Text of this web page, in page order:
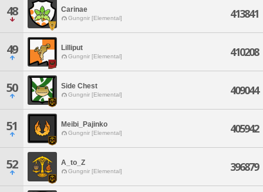
48 Carinae
Gungnir [Elemental] 413841
49 Lilliput
Gungnir [Elemental] 410208
50 Side Chest
Gungnir [Elemental] 409044
51 Meibi_Pajinko
Gungnir [Elemental] 405942
52 A_to_Z
Gungnir [Elemental] 396879